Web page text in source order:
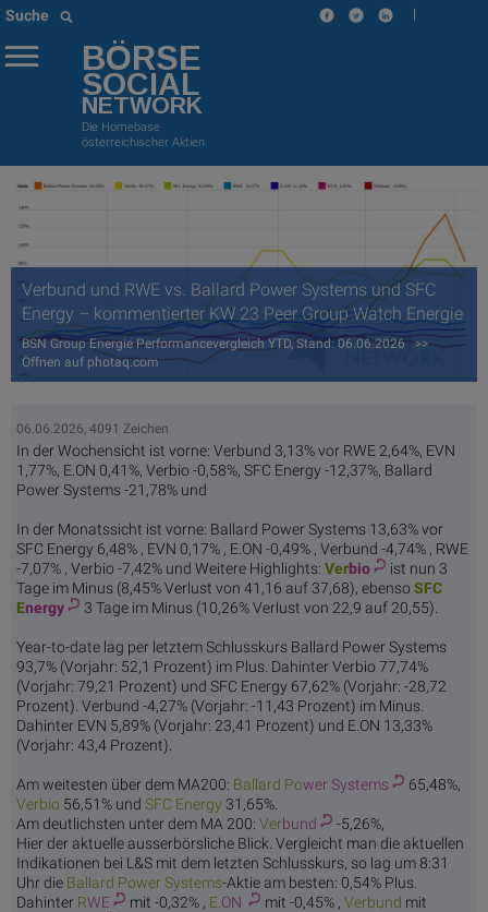
Suche |
BÖRSE
SOCIAL
NETWORK
Die Homebase
österreichischer Aktien
Verbund und RWE vs. Ballard Power Systems und SFC
Energy – kommentierter KW 23 Peer Group Watch Energie
BSN Group Energie Performancevergleich YTD, Stand: 06.06.2026 >>
Öffnen auf photaq.com
06.06.2026, 4091 Zeichen
In der Wochensicht ist vorne: Verbund 3,13% vor RWE 2,64%, EVN
1,77%, E.ON 0,41%, Verbio -0,58%, SFC Energy -12,37%, Ballard
Power Systems -21,78% und
In der Monatssicht ist vorne: Ballard Power Systems 13,63% vor
SFC Energy 6,48% , EVN 0,17% , E.ON -0,49% , Verbund -4,74% , RWE
-7,07% , Verbio -7,42% und Weitere Highlights: Verbio
ist nun 3
Tage im Minus (8,45% Verlust von 41,16 auf 37,68), ebensoSFC
Energy 3 Tage im Minus (10,26% Verlust von 22,9 auf 20,55).
Year-to-date lag per letztem Schlusskurs Ballard Power Systems
93,7% (Vorjahr: 52,1 Prozent) im Plus. Dahinter Verbio 77,74%
(Vorjahr: 79,21 Prozent) und SFC Energy 67,62% (Vorjahr: -28,72
Prozent). Verbund -4,27% (Vorjahr: -11,43 Prozent) im Minus.
Dahinter EVN 5,89% (Vorjahr: 23,41 Prozent) und E.ON 13,33%
(Vorjahr: 43,4 Prozent).
Am weitesten über dem MA200: Ballard Power Systems
65,48%,
Verbio 56,51% und SFC Energy 31,65%.
Am deutlichsten unter dem MA 200: Verbund
-5,26%,
Hier der aktuelle ausserbörsliche Blick. Vergleicht man die aktuellen
Indikationen bei L&S mit dem letzten Schlusskurs, so lag um 8:31
Uhr die Ballard Power Systems-Aktie am besten: 0,54% Plus.
Dahinter RWE mit -0,32% , E. ON mit -0,45% , Verbund mit